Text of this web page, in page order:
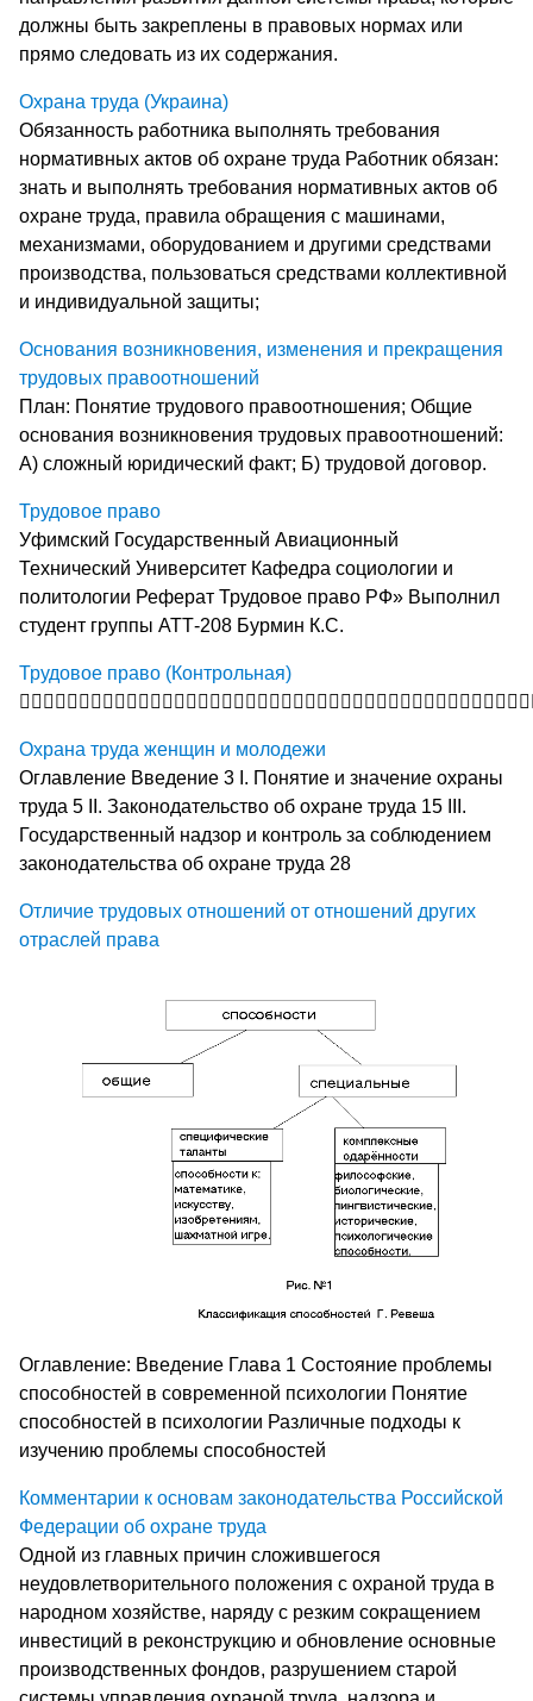
должны быть закреплены в правовых нормах или
прямо следовать из их содержания.
Охрана труда (Украина)
Обязанность работника выполнять требования
нормативных актов об охране труда Работник обязан:
знать и выполнять требования нормативных актов об
охране труда, правила обращения с машинами,
механизмами, оборудованием и другими средствами
производства, пользоваться средствами коллективной
и индивидуальной защиты;
Основания возникновения, изменения и прекращения
трудовых правоотношений
План: Понятие трудового правоотношения; Общие
основания возникновения трудовых правоотношений:
А) сложный юридический факт; Б) трудовой договор.
Трудовое право
Уфимский Государственный Авиационный
Технический Университет Кафедра социологии и
политологии Реферат Трудовое право РФ» Выполнил
студент группы АТТ-208 Бурмин К.С.
Трудовое право (Контрольная)
Охрана труда женщин и молодежи
Оглавление Введение 3 I. Понятие и значение охраны
труда 5 II. Законодательство об охране труда 15 III.
Государственный надзор и контроль за соблюдением
законодательства об охране труда 28
Отличие трудовых отношений от отношений других
отраслей права
Оглавление: Введение Глава 1 Состояние проблемы
способностей в современной психологии Понятие
способностей в психологии Различные подходы к
изучению проблемы способностей
Комментарии к основам законодательства Российской
Федерации об охране труда
Одной из главных причин сложившегося
неудовлетворительного положения с охраной труда в
народном хозяйстве, наряду с резким сокращением
инвестиций в реконструкцию и обновление основные
производственных фондов, разрушением старой